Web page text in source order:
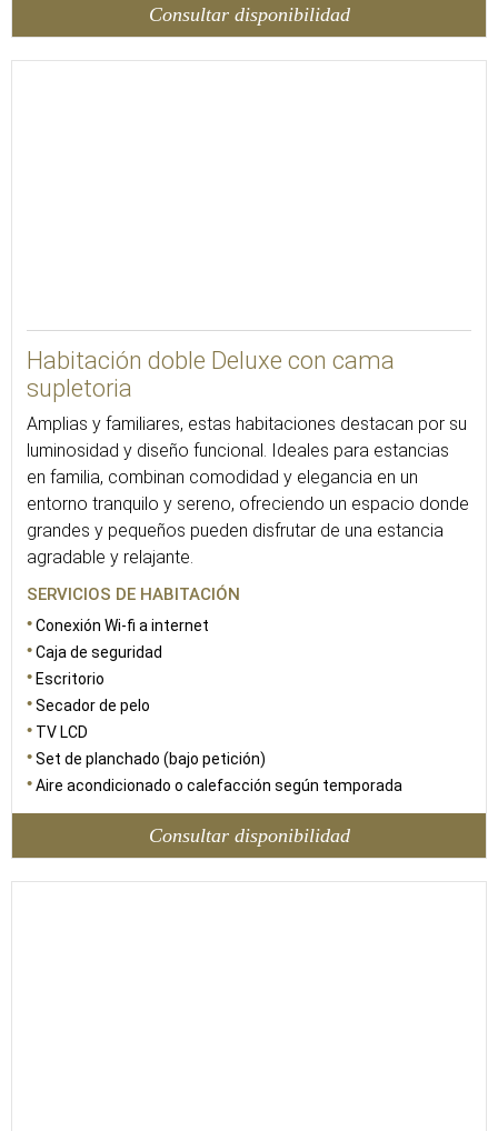
Consultar disponibilidad
Habitación doble Deluxe con cama
supletoria
Amplias y familiares, estas habitaciones destacan por su
luminosidad y diseño funcional. Ideales para estancias
en familia, combinan comodidad y elegancia en un
entorno tranquilo y sereno, ofreciendo un espacio donde
grandes y pequeños pueden disfrutar de una estancia
agradable y relajante.
SERVICIOS DE HABITACIÓN
Conexión Wi-fi a internet
Caja de seguridad
Escritorio
Secador de pelo
TV LCD
Set de planchado (bajo petición)
Aire acondicionado o calefacción según temporada
Consultar disponibilidad